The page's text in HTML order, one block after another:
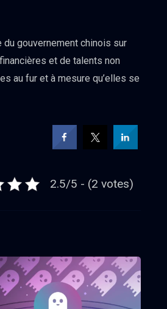
gouvernement chinois sur
et de talents non
au fur et à mesure qu’elles se
2.5/5 - (2 votes)